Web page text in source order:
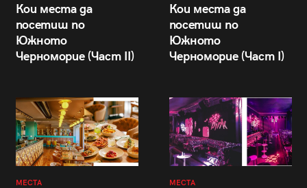
Кои места да
посетиш по
Южното
Черноморие (Част II)
Кои места да
посетиш по
Южното
Черноморие (Част I)
МЕСТА МЕСТА